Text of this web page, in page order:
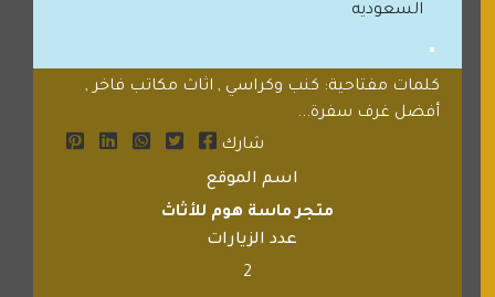
السعوديه
كلمات مفتاحية: كنب وكراسي , اثاث مكاتب فاخر ,
أفضل غرف سفرة...
شارك
اسم الموقع
متجر ماسة هوم للأثاث
عدد الزيارات
2